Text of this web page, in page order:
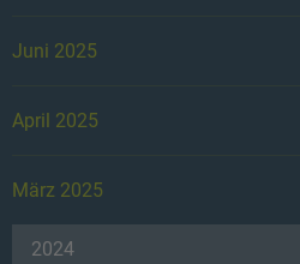
Juni 2025
April 2025
März 2025
2024